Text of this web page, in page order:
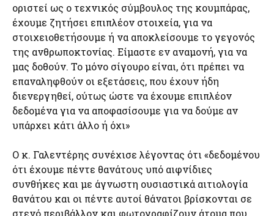
οριστεί ως ο τεχνικός σύμβουλος της κουμπάρας,
έχουμε ζητήσει επιπλέον στοιχεία, για να
στοιχειοθετήσουμε ή να αποκλείσουμε το γεγονός
της ανθρωποκτονίας. Είμαστε εν αναμονή, για να
μας δοθούν. Το μόνο σίγουρο είναι, ότι πρέπει να
επαναληφθούν οι εξετάσεις, που έχουν ήδη
διενεργηθεί, ούτως ώστε να έχουμε επιπλέον
δεδομένα για να αποφασίσουμε για να δούμε αν
υπάρχει κάτι άλλο ή όχι»
Ο κ. Γαλεντέρης συνέχισε λέγοντας ότι «δεδομένου
ότι έχουμε πέντε θανάτους υπό αιφνίδιες
συνθήκες και με άγνωστη ουσιαστικά αιτιολογία
θανάτου και οι πέντε αυτοί θάνατοι βρίσκονται σε
στενό περιβάλλον και φωτογραφίζουν άτομα που